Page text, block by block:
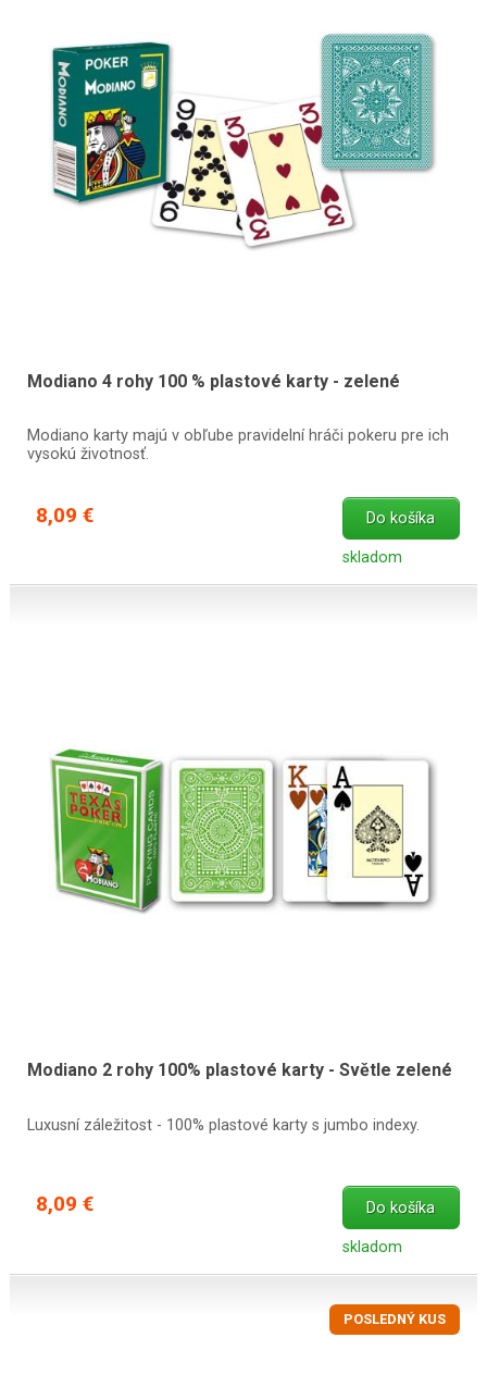
Modiano 4 rohy 100 % plastové karty - zelené
Modiano karty majú v obľube pravidelní hráči pokeru pre ich
vysokú životnosť.
8,09 € Do košíka
skladom
Modiano 2 rohy 100% plastové karty - Světle zelené
Luxusní záležitost - 100% plastové karty s jumbo indexy.
8,09 € Do košíka
skladom
POSLEDNÝ KUS